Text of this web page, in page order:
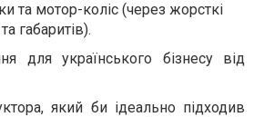
та мотор-коліс (через жорсткі
габаритів).
для українського бізнесу від
який би ідеально підходив